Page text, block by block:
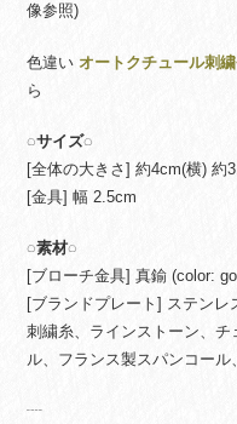
像参照)
色違いオートクチュール刺
ら
◌サイズ◌
[全体の大きさ] 約4cm(横) 約
[金具] 幅 2.5cm
◌素材◌
[ブローチ金具] 真鍮 (color:
[ブランドプレート] ステンレ
刺繍糸、ラインストーン、
ル、フランス製スパンコール
┈︎